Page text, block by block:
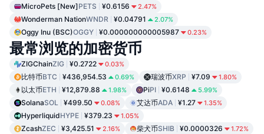
MicroPets [New]PETS ¥0.6156 2.47%
Wonderman NationWNDR ¥0.04791 2.07%
Oggy Inu (BSC)OGGY ¥0.000000000005987 0.23%
最常浏览的加密货币
ZIGChainZIG ¥0.2722 0.03%
比特币BTC ¥436,954.53 0.69% 瑞波币XRP ¥7.09 1.80%
以太币ETH ¥12,879.88 1.98% PiPI ¥0.6148 5.99%
SolanaSOL ¥499.50 0.08% 艾达币ADA ¥1.27 1.35%
HyperliquidHYPE ¥379.23 1.05%
ZcashZEC ¥3,425.51 2.16% 柴犬币SHIB ¥0.0000326 1.72%